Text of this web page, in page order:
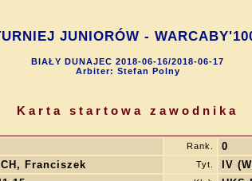
JUNIORÓW -
BIAŁY DUNAJEC 2018-06-16/2018-06-17
Arbiter: Stefan Polny
Karta startowa zawodnika
Rank. 0
Franciszek Tyt. IV